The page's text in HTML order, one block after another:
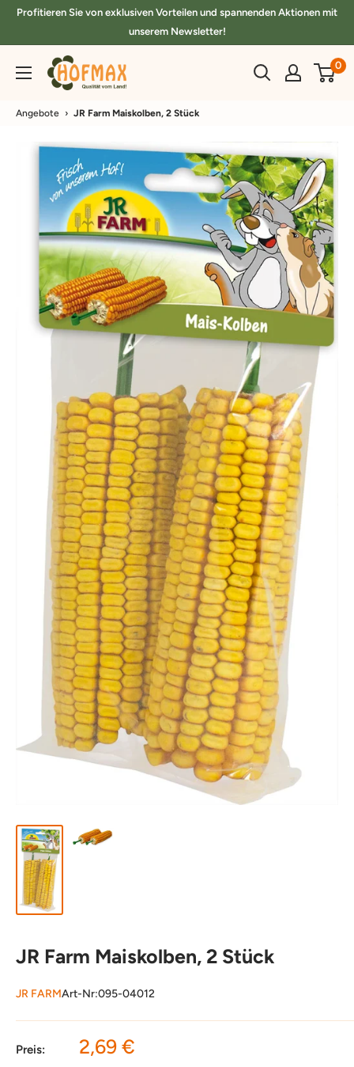
DirektProfitieren Sie von exklusiven Vorteilen und spannenden Aktionen mit
unserem Newsletter!
hofmax.de 0
Angebote › JR Farm Maiskolben, 2 Stück
JR Farm Maiskolben, 2 Stück
JR FARMArt-Nr:095-04012
Preis: Sonderpreis
2,69 €